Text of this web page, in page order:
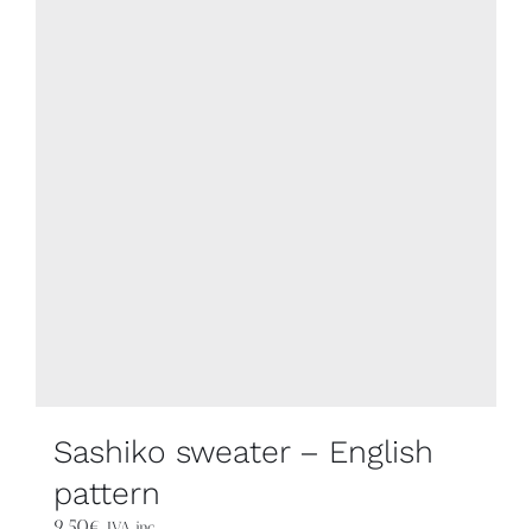
Sashiko sweater – English
pattern